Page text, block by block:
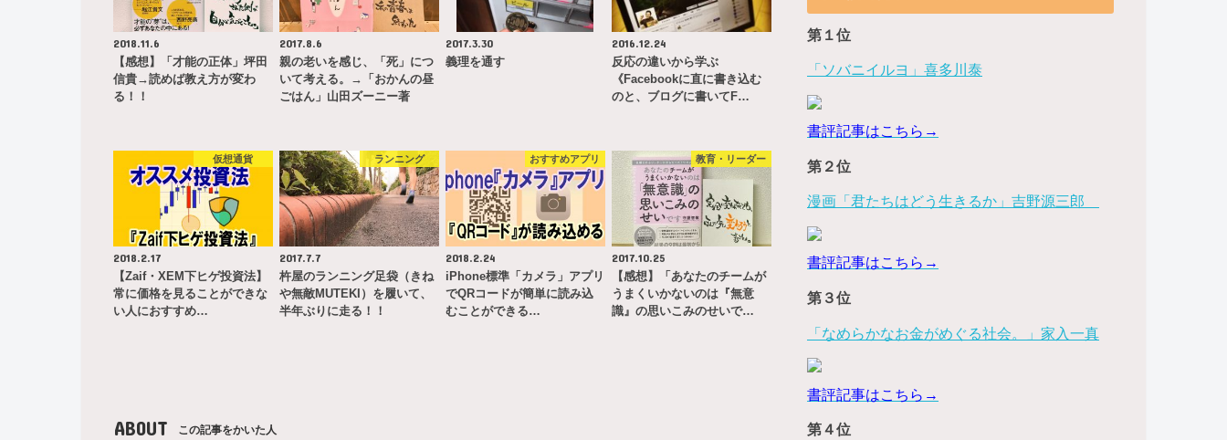
2018.11.6
【感想】「才能の正体」坪田
信貴→読めば教え方が変わ
る！！
2017.8.6
親の老いを感じ、「死」につ
いて考える。→「おかんの昼
ごはん」山田ズーニー著
2017.3.30
義理を通す
2016.12.24
反応の違いから学ぶ
《Facebookに直に書き込む
のと、ブログに書いてF…
仮想通貨
2018.2.17
【Zaif・XEM下ヒゲ投資法】
常に価格を見ることができな
い人におすすめ…
ランニング
2017.7.7
杵屋のランニング足袋（きね
や無敵MUTEKI）を履いて、
半年ぶりに走る！！
おすすめアプリ
2018.2.24
iPhone標準「カメラ」アプリ
でQRコードが簡単に読み込
むことができる…
教育・リーダー
2017.10.25
【感想】「あなたのチームが
うまくいかないのは『無意
識』の思いこみのせいで…
ABOUT この記事をかいた人
第１位
「ソバニイルヨ」喜多川泰
書評記事はこちら→
第２位
漫画「君たちはどう生きるか」吉野源三郎
書評記事はこちら→
第３位
「なめらかなお金がめぐる社会。」家入一真
書評記事はこちら→
第４位